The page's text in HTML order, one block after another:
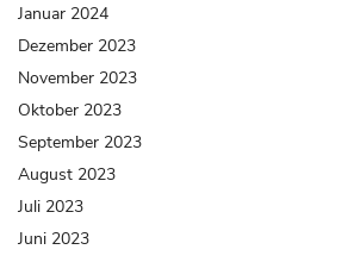
Januar 2024
Dezember 2023
November 2023
Oktober 2023
September 2023
August 2023
Juli 2023
Juni 2023